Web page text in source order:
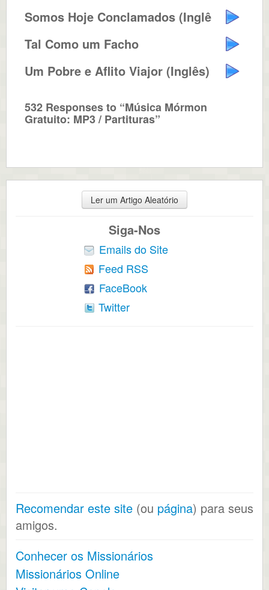
Somos Hoje Conclamados (Inglês)
Tal Como um Facho
Um Pobre e Aflito Viajor (Inglês)
532 Responses to “Música Mórmon
Gratuito: MP3 / Partituras”
Ler um Artigo Aleatório
Siga-Nos
Emails do Site
Feed RSS
FaceBook
Twitter
Recomendar este site (ou página) para seus
amigos.
Conhecer os Missionários
Missionários Online